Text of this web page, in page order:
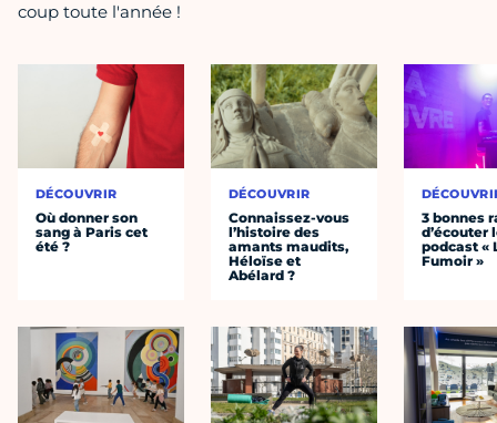
coup toute l'année !
DÉCOUVRIR
Où donner son
sang à Paris cet
été ?
DÉCOUVRIR
Connaissez-vous
l’histoire des
amants maudits,
Héloïse et
Abélard ?
3 bonnes
d’écouter
podcast «
Fumoir »